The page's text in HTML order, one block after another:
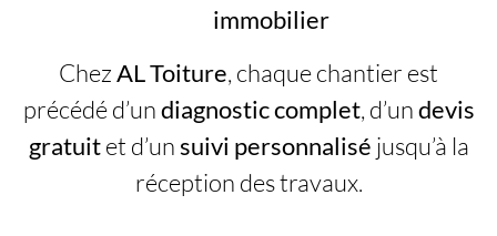
immobilier
ChezAL Toiture, chaque chantier est
précédé d’undiagnostic complet, d’undevis
gratuitet d’unsuivi personnalisé jusqu’à la
réception des travaux.